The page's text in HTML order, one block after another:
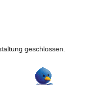
geschlossen.